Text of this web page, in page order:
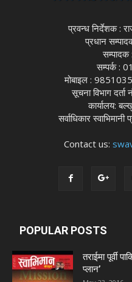
प्रवन्ध निर्देशक :
प्रधान
सम्पादक
सम्पर्क :
मोबाइल :
सूचना विभाग
कार्यालय:
सर्वाधिकार
Contact us:
POPULAR POSTS
तराईमा पूर्वी
प्लान’